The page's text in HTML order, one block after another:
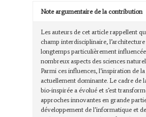
Note argumentaire de la contribution
Les auteurs de cet article rappellent
champ interdisciplinaire,
longtemps particulièrement
nombreux aspects des sciences
Parmi ces influences, l’inspiration de
actuellement dominante. Le cadre de
bio-inspirée a évolué et s’est
approches innovantes en grande
développement de l’informatique et